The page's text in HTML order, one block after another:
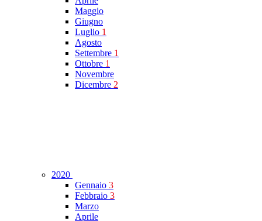
Maggio
Giugno
Luglio 1
Agosto
Settembre 1
Ottobre 1
Novembre
Dicembre 2
2020
Gennaio 3
Febbraio 3
Marzo
Aprile